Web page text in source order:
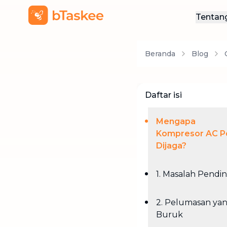
Beranda Blog
Daftar isi
Mengapa
Kompresor AC
Dijaga?
1. Masalah
2. Pelumasan
Buruk